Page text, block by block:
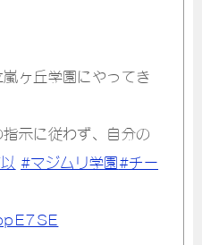
ヶ丘学園にやってき
示に従わず、自分の
#マジムリ学園#チー